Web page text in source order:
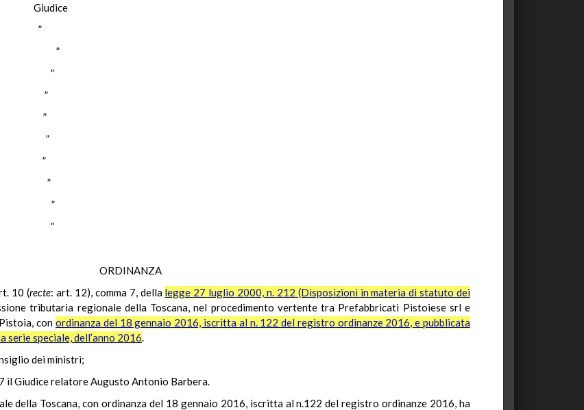
”
”
”
”
”
”
”
”
”
”
ORDINANZA
10 (recte: art. 12), comma 7, della legge 27 luglio 2000, n. 212 (Disposizioni in materia di statuto dei
tributaria regionale della Toscana, nel procedimento vertente tra Prefabbricati Pistoiese srl e
conordinanza del 18 gennaio 2016, iscritta al n. 122 del registro ordinanze 2016, e pubblicata
serie speciale, dell’anno 2016.
dei ministri;
il Giudice relatore Augusto Antonio Barbera.
della Toscana, con ordinanza del 18 gennaio 2016, iscritta al n.122 del registro ordinanze 2016, ha